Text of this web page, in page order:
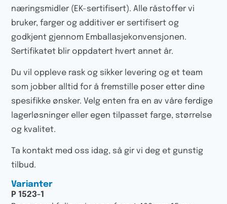
næringsmidler (EK-sertifisert). Alle råstoffer vi
bruker, farger og additiver er sertifisert og
godkjent gjennom Emballasjekonvensjonen.
Sertifikatet blir oppdatert hvert annet år.
Du vil oppleve rask og sikker levering og et team
som jobber alltid for å fremstille poser etter dine
spesifikke ønsker. Velg enten fra en av våre ferdige
lagerløsninger eller egen tilpasset farge, størrelse
og kvalitet.
Ta kontakt med oss idag, så gir vi deg et gunstig
tilbud.
Varianter
P 1523-1